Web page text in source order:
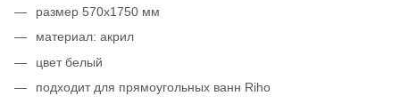
размер 570x1750 мм
материал: акрил
цвет белый
подходит для прямоугольных ванн Riho